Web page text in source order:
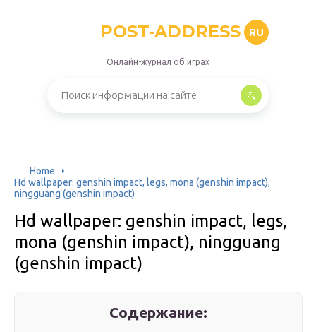
POST-ADDRESS RU
Онлайн-журнал об играх
Home
Hd wallpaper: genshin impact, legs, mona (genshin impact),
ningguang (genshin impact)
Hd wallpaper: genshin impact, legs,
mona (genshin impact), ningguang
(genshin impact)
Содержание: